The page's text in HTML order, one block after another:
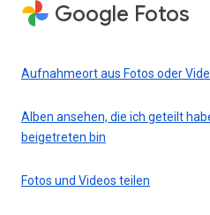
Google Fotos
Aufnahmeort aus Fotos oder
Alben ansehen, die ich geteilt
beigetreten bin
Fotos und Videos teilen